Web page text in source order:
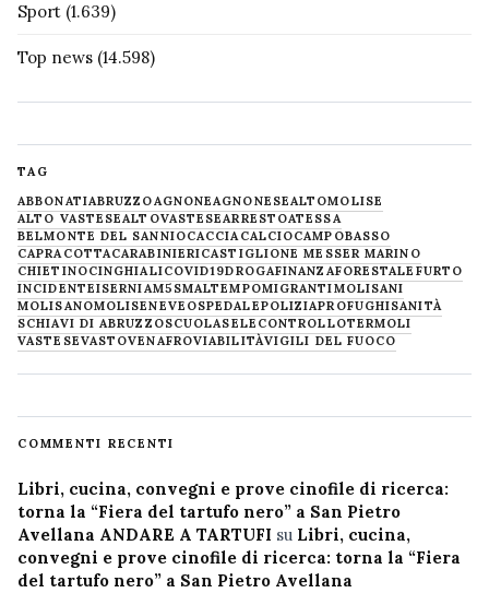
Sport (1.639)
Top news (14.598)
TAG
ABBONATIABRUZZOAGNONEAGNONESEALTOMOLISE
ALTO VASTESEALTOVASTESEARRESTOATESSA
BELMONTE DEL SANNIOCACCIACALCIOCAMPOBASSO
CAPRACOTTACARABINIERICASTIGLIONE MESSER MARINO
CHIETINOCINGHIALICOVID19DROGAFINANZAFORESTALE FURTO
INCIDENTEISERNIAM5SMALTEMPOMIGRANTIMOLISANI
MOLISANOMOLISENEVE OSPEDALEPOLIZIAPROFUGHISANITÀ
SCHIAVI DI ABRUZZOSCUOLASELECONTROLLOTERMOLI
VASTESEVASTOVENAFROVIABILITÀVIGILI DEL FUOCO
COMMENTI RECENTI
Libri, cucina, convegni e prove cinofile di ricerca:
torna la “Fiera del tartufo nero” a San Pietro
Avellana ANDARE A TARTUFI su Libri, cucina,
convegni e prove cinofile di ricerca: torna la “Fiera
del tartufo nero” a San Pietro Avellana